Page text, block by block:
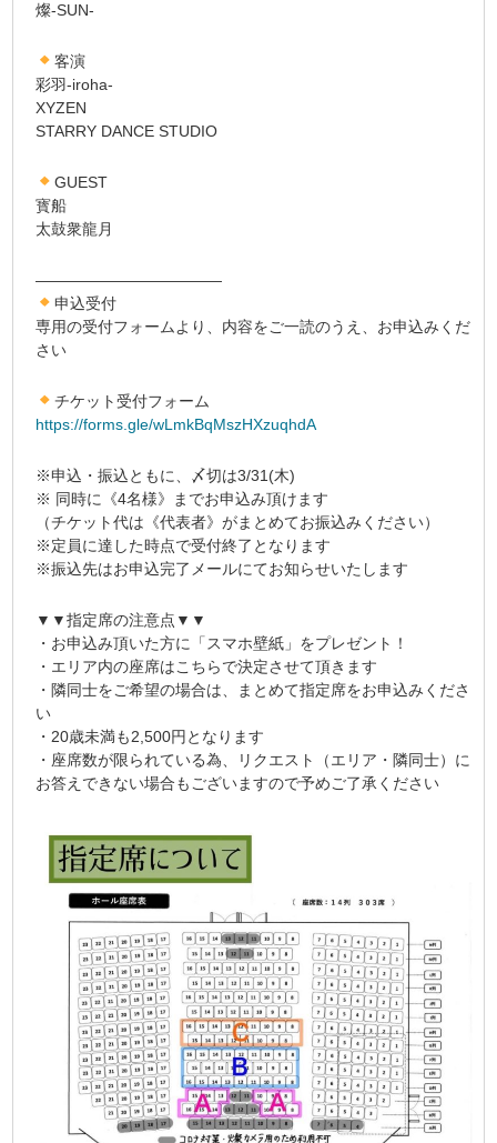
燦-SUN-
客演
彩羽-iroha-
XYZEN
STARRY DANCE STUDIO
GUEST
寳船
太鼓衆龍月
————————————
申込受付
専用の受付フォームより、内容をご一読のうえ、お申込みくだ
さい
チケット受付フォーム
https://forms.gle/wLmkBqMszHXzuqhdA
※申込・振込ともに、〆切は3/31(木)
※ 同時に《4名様》までお申込み頂けます
（チケット代は《代表者》がまとめてお振込みください）
※定員に達した時点で受付終了となります
※振込先はお申込完了メールにてお知らせいたします
▼▼指定席の注意点▼▼
・お申込み頂いた方に「スマホ壁紙」をプレゼント！
・エリア内の座席はこちらで決定させて頂きます
・隣同士をご希望の場合は、まとめて指定席をお申込みくださ
い
・20歳未満も2,500円となります
・座席数が限られている為、リクエスト（エリア・隣同士）に
お答えできない場合もございますので予めご了承ください